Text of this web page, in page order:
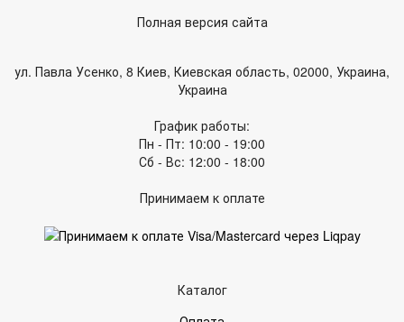
Полная версия сайта
ул. Павла Усенко, 8 Киев, Киевская область, 02000, Украина,
Украина
График работы:
Пн - Пт: 10:00 - 19:00
Сб - Вс: 12:00 - 18:00
Принимаем к оплате
Каталог